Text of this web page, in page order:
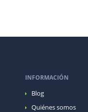
INFORMACIÓN
Blog
Quiénes somos